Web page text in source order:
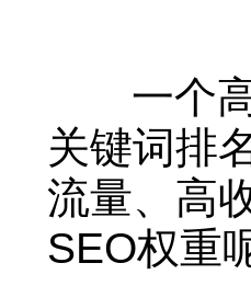
一个高
关键词排
流量、高
SEO权重